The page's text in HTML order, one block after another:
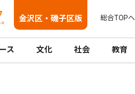
金沢区・磯子区版 総合TOPへ
ス 文化 社会 教育